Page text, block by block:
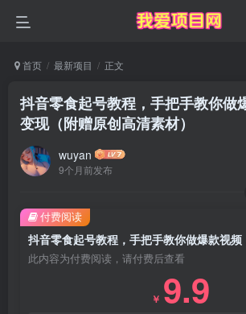
首页 最新项目 正文
抖音零食起号教程，手把手教你做
变现（附赠原创高清素材）
wuyan
9个月前发布
此内容为付费阅读，请付费后查看
￥ 9.9
付费阅读